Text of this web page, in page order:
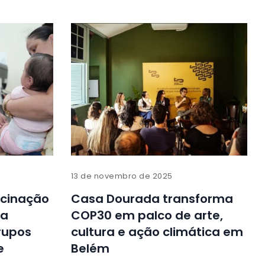
13 de novembro de 2025
Casa Dourada transforma
COP30 em palco de arte,
cultura e ação climática em
Belém